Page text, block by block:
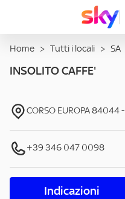
Home > Tutti i locali > SA
INSOLITO CAFFE'
CORSO EUROPA84044-
+39 346 047 0098
Indicazioni